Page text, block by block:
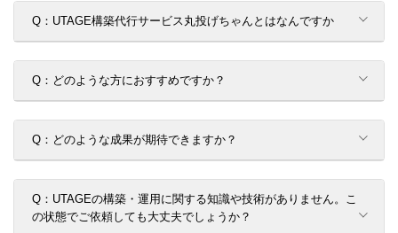
Q：UTAGE構築代行サービス丸投げちゃんとはなんですか
Q：どのような方におすすめですか？
Q：どのような成果が期待できますか？
Q：UTAGEの構築・運用に関する知識や技術がありません。こ
の状態でご依頼しても大丈夫でしょうか？